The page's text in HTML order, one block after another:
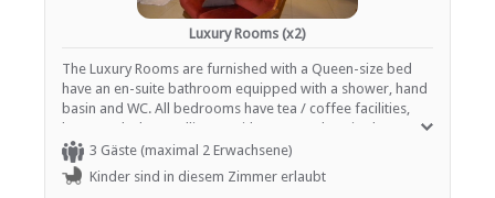
ESSEN UND TRINKEN
Restaurant / Esszimmer
Kostenloses Wi-Fi
Luxury Rooms (x2)
The Luxury Rooms are furnished with a Queen-size bed
have an en-suite bathroom equipped with a shower, hand
basin and WC. All bedrooms have tea / coffee facilities,
heaters, desks, satellite TV with a comprehensive bouquet
of channels available, hairdryer, safe, high quality cotton
linen, soft towels, bottled water and complimentary
toiletries.
3 Gäste (maximal 2 Erwachsene)
Kinder sind in diesem Zimmer erlaubt